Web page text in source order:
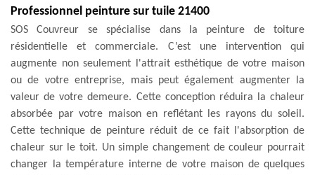
Professionnel peinture sur tuile 21400
SOS Couvreur se spécialise dans la peinture de toiture
résidentielle et commerciale. C’est une intervention qui
augmente non seulement l'attrait esthétique de votre maison
ou de votre entreprise, mais peut également augmenter la
valeur de votre demeure. Cette conception réduira la chaleur
absorbée par votre maison en reflétant les rayons du soleil.
Cette technique de peinture réduit de ce fait l'absorption de
chaleur sur le toit. Un simple changement de couleur pourrait
changer la température interne de votre maison de quelques